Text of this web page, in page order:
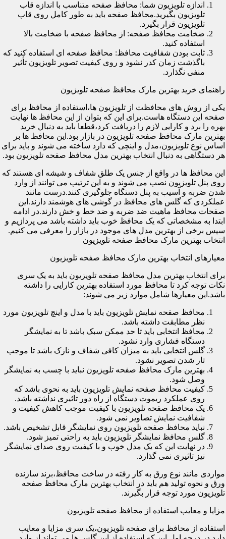
اندازه تلویزیون شما: محافظ صفحه متناسب با اندازه قاب
تلویزیون بگیرید.محافظ صفحه باید به طور کامل روی قاب
تلویزیون قرار بگیرد.
ضخامت محافظ صفحه: از محافظ صفحه با ضخامت بالا
استفاده کنید.
ثابت بودن شفافیت محافظ: محافظ صفحه ای استفاده کنید که
باگذشت زمان کدر نشود و روی کیفیت تصویر تلویزیون تأثیر
منفی نگذارد.
راهنمای خرید بهترین مارک محافظ صفحه تلویزیون
یکی از روش های محافظت از تلویزیون ها،استفاده از محافظ برای
صفحه این دستگاه هاست.برای این که بتوان از این محافظ ها نهایت
بهره را برد و کارایی لازم را دریافت کرد،قطعا باید به دنبال خرید
بهترین مارک محافظ صفحه تلویزیون در بازار بود.این محافظ ها بر
اساس نوع تلویزیون،مدل و اینچی که دارد ساخته می شوند و باید برای
هر دستگاهی به دنبال انتخاب بهترین مدل محافظ صفحه تلویزیون بود.
این محافظ ها در واقع از جنس یک طلق شفاف و شیشه ای هستند که
روی پنل تلویزیون نصب می شوند و به این ترتیب می توانند از وارد
شدن ضربه و آسیب به پنل دستگاه جلوگیری کنند.درست مانند
عملکردی که گلس های محافظ در گوشی های هوشمند دارند.این
صفحات محافظ ماهیت ضد ضربه و ضد خط و خش دارند.در ادامه
ابتدا به مشخصاتی که یک محافظ خوب باید داشته باشد می پردازیم و
سپس برخی از بهترین مدل های موجود در بازار را معرفی می کنیم.
انتخاب بهترین مارک محافظ صفحه تلویزیون
معیارهای انتخاب بهترین مارک محافظ صفحه تلویزیون
برای انتخاب بهترین مدل محافظ صفحه تلویزیون باید به یک سری
نکات توجه کرد تا محافظ مورد استفاده بهترین کارایی را داشته
باشد.این معیارها شامل موارد زیر می شوند:
محافظ صفحه نمایش تلویزیون باید با مدل و اینچ تلویزیون مورد
نظر مطابقت داشته باشد.
محافظ انتخابی باید تا حد ممکن سبک باشد تا به نمایشگر
دستگاه فشاری وارد نشود.
گلس انتخابی باید به میزان کافی شفاف و نازک باشد تا موجب
تار شدن تصویر نشود.
بهترین مارک محافظ صفحه تلویزیون نباید با چسب به نمایشگر
وصل شود.
کیفیت محافظ صفحه نمایش تلویزیون باید به نحوی باشد که
روی عملکرد ریموت دستگاه از راه دور تاثیری نداشته باشد.
یک محافظ صفحه تلویزیون با کیفیت موجب کاهش کیفیت و
شفافیت نمایش تصاویر نمی شود.
نباید محافظ صفحه تلویزیون روی نمایشگر قابل تشخیص باشد.
گلس محافظ نمایشگر تلویزیون باید به راحتی تمیز شود.
در نهایت این که یک مدل خوب و با کیفیت روی صدای نمایشگر
نیز تاثیری نمی گذارد.
مواردی مانند نوع ورق به کار رفته در ساخت محافظ،برند سازنده
ورق و نحوه تولید هم باید در انتخاب بهترین مارک محافظ صفحه
تلویزیون مورد توجه قرار بگیرند.
مزایا و معایب استفاده از محافظ صفحه تلویزیون
استفاده از محافظ برای صفحه تلویزیون،یک سری مزایا و معایب